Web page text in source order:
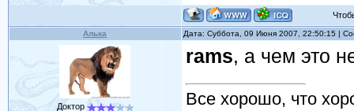
Алька Дата: Суббота, 09 Июня 2007, 22:50:15 |
Доктор
rams, а чем это
Все хорошо, что